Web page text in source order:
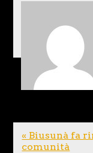
« Biusunà fa
comunità